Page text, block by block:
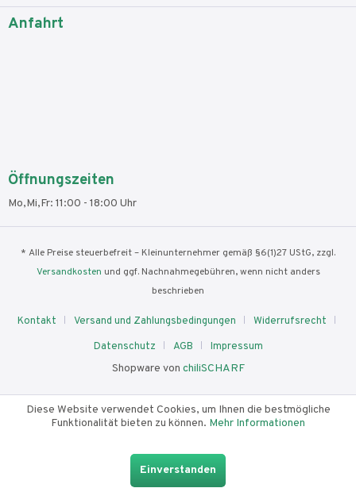
Anfahrt
Öffnungszeiten
Mo,Mi,Fr: 11:00 - 18:00 Uhr
* Alle Preise steuerbefreit – Kleinunternehmer gemäß §6(1)27 UStG, zzgl.
Versandkosten und ggf. Nachnahmegebühren, wenn nicht anders
beschrieben
Kontakt Versand und Zahlungsbedingungen
Widerrufsrecht
Datenschutz
AGB Impressum
Shopware von chiliSCHARF
Diese Website verwendet Cookies, um Ihnen die bestmögliche
Funktionalität bieten zu können. Mehr Informationen
Einverstanden